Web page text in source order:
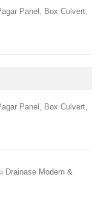
Panel, Box Culvert,
Panel, Box Culvert,
Drainase Modern &